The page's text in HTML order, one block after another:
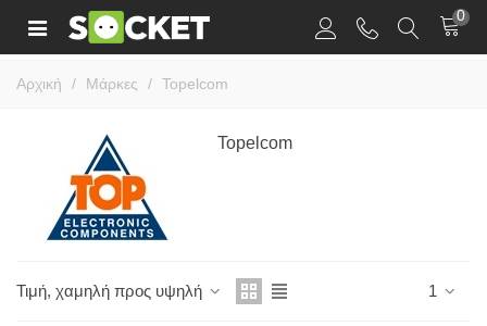
0
Αρχική / Μάρκες / Topelcom
Topelcom
Τιμή, χαμηλή προς υψηλή 1